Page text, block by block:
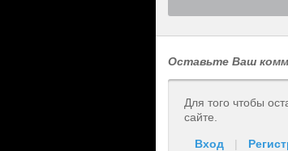
Оставьте Ваш
Для того чтобы
сайте.
Вход |